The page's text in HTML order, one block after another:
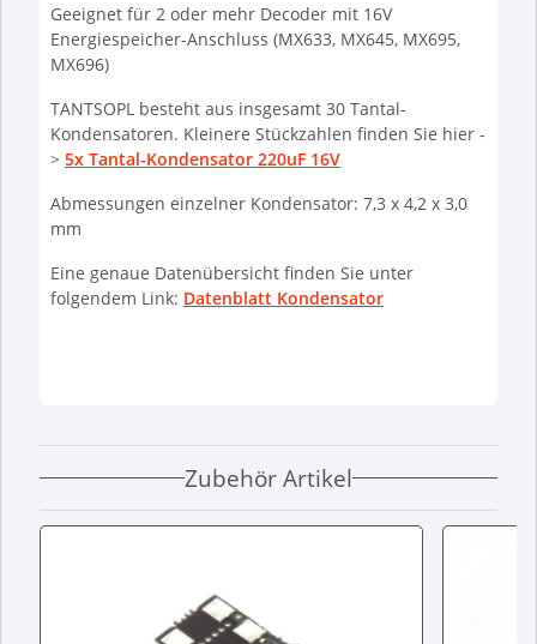
Geeignet für 2 oder mehr Decoder mit 16V
Energiespeicher-Anschluss (MX633, MX645, MX695,
MX696)
TANTSOPL besteht aus insgesamt 30 Tantal-
Kondensatoren. Kleinere Stückzahlen finden Sie hier -
> 5x Tantal-Kondensator 220uF 16V
Abmessungen einzelner Kondensator: 7,3 x 4,2 x 3,0
mm
Eine genaue Datenübersicht finden Sie unter
folgendem Link: Datenblatt Kondensator
Zubehör Artikel